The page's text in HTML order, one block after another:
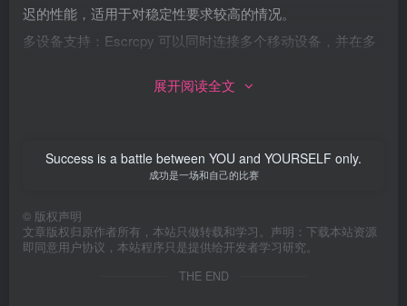
迟的性能，适用于对稳定性要求较高的情况。
多设备支持：Escrcpy 可以同时连接多个移动设备，并在多
意味着你可以自由地下载、修改和分发该软件，无需支付任
展开阅读全文
Success is a battle between YOU and YOURSELF only.
成功是一场和自己的比赛
© 版权声明
文章版权归原作者所有，本站只做转载和学习。声明：下载本站资源
即同意用户协议，本站程序只是提供给开发者学习研究。
THE END